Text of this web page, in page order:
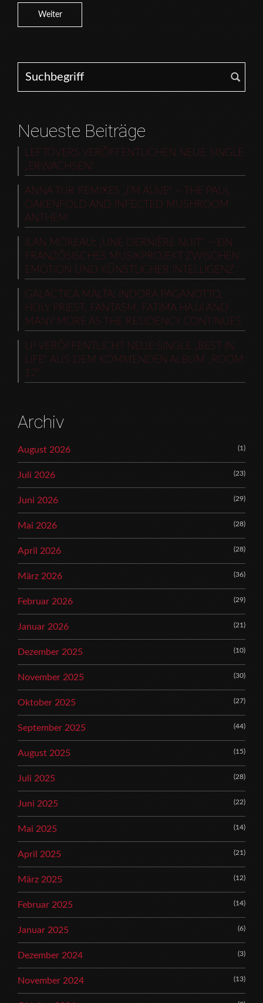
Weiter
Search for:
Neueste Beiträge
LEFTOVERS VERÖFFENTLICHEN NEUE SINGLE
„ERWACHSEN“
ANNA TUR REMIXES „I’M ALIVE“ – THE PAUL
OAKENFOLD AND INFECTED MUSHROOM
ANTHEM
ILAN MOREAU: „UNE DERNIÈRE NUIT“ – EIN
FRANZÖSISCHES MUSIKPROJEKT ZWISCHEN
EMOTION UND KÜNSTLICHER INTELLIGENZ
GALACTICA MALTA: INDORA PAGANOTTO,
HOLY PRIEST, FANTASM, FATIMA HAJJI AND
MANY MORE AS THE RESIDENCY CONTINUES
LP VERÖFFENTLICHT NEUE SINGLE „BEST IN
LIFE“ AUS DEM KOMMENDEN ALBUM „ROOM
12“
Archiv
August 2026 (1)
Juli 2026 (23)
Juni 2026 (29)
Mai 2026 (28)
April 2026 (28)
März 2026 (36)
Februar 2026 (29)
Januar 2026 (21)
Dezember 2025 (10)
November 2025 (30)
Oktober 2025 (27)
September 2025 (44)
August 2025 (15)
Juli 2025 (28)
Juni 2025 (22)
Mai 2025 (14)
April 2025 (21)
März 2025 (12)
Februar 2025 (14)
Januar 2025 (6)
Dezember 2024 (3)
November 2024 (13)